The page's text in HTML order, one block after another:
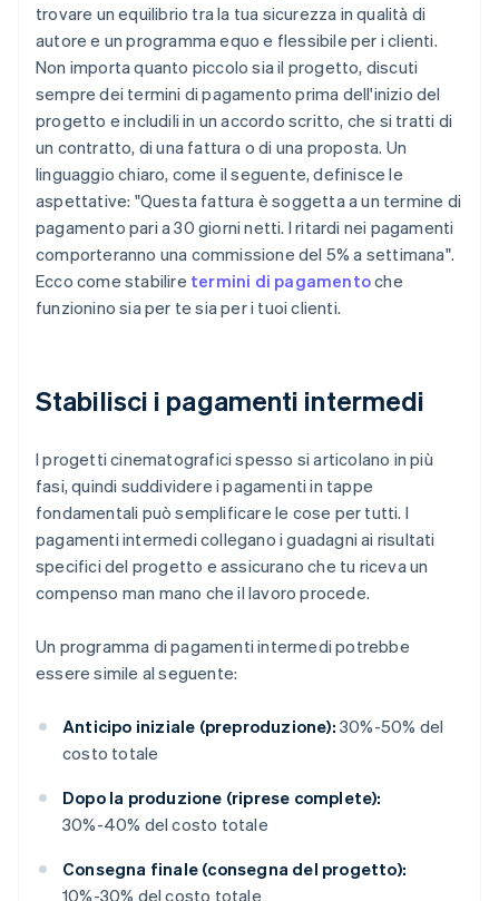
trovare un equilibrio tra la tua sicurezza in qualità di
autore e un programma equo e flessibile per i clienti.
Non importa quanto piccolo sia il progetto, discuti
sempre dei termini di pagamento prima dell'inizio del
progetto e includili in un accordo scritto, che si tratti di
un contratto, di una fattura o di una proposta. Un
linguaggio chiaro, come il seguente, definisce le
aspettative: "Questa fattura è soggetta a un termine di
pagamento pari a 30 giorni netti. I ritardi nei pagamenti
comporteranno una commissione del 5% a settimana".
Ecco come stabilire termini di pagamentoche
funzionino sia per te sia per i tuoi clienti.
Stabilisci i pagamenti intermedi
I progetti cinematografici spesso si articolano in più
fasi, quindi suddividere i pagamenti in tappe
fondamentali può semplificare le cose per tutti. I
pagamenti intermedi collegano i guadagni ai risultati
specifici del progetto e assicurano che tu riceva un
compenso man mano che il lavoro procede.
Un programma di pagamenti intermedi potrebbe
essere simile al seguente:
Anticipo iniziale (preproduzione): 30%-50% del
costo totale
Dopo la produzione (riprese complete):
30%-40% del costo totale
Consegna finale (consegna del progetto):
10%-30% del costo totale